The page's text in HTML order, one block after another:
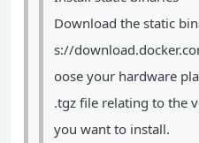
Download the static
s://
oose your hardware
.tgz file relating to the
you want to install.